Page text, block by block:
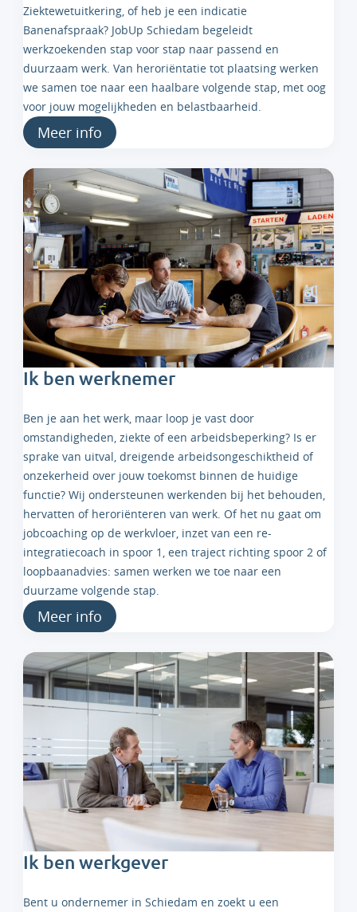
Ziektewetuitkering, of heb je een indicatie
Banenafspraak? JobUp Schiedam begeleidt
werkzoekenden stap voor stap naar passend en
duurzaam werk. Van heroriëntatie tot plaatsing werken
we samen toe naar een haalbare volgende stap, met oog
voor jouw mogelijkheden en belastbaarheid.
Meer info
Ik ben werknemer
Ben je aan het werk, maar loop je vast door
omstandigheden, ziekte of een arbeidsbeperking? Is er
sprake van uitval, dreigende arbeidsongeschiktheid of
onzekerheid over jouw toekomst binnen de huidige
functie? Wij ondersteunen werkenden bij het behouden,
hervatten of heroriënteren van werk. Of het nu gaat om
jobcoaching op de werkvloer, inzet van een re-
integratiecoach in spoor 1, een traject richting spoor 2 of
loopbaanadvies: samen werken we toe naar een
duurzame volgende stap.
Meer info
Ik ben werkgever
Bent u ondernemer in Schiedam en zoekt u een